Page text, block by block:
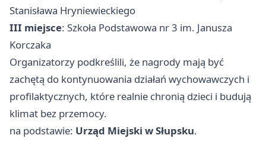
Stanisława Hryniewieckiego
III miejsce: Szkoła Podstawowa nr 3 im. Janusza
Korczaka
Organizatorzy podkreślili, że nagrody mają być
zachętą do kontynuowania działań wychowawczych i
profilaktycznych, które realnie chronią dzieci i budują
klimat bez przemocy.
na podstawie: Urząd Miejski w Słupsku.